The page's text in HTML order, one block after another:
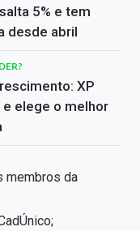
5% e tem
desde abril
XP
elege o melhor
membros da